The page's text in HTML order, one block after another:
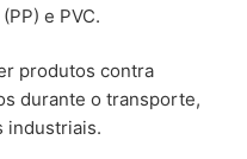
e PVC.
produtos contra
durante o transporte,
industriais.